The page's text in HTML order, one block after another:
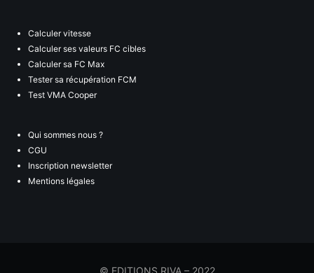
Calculer vitesse
Calculer ses valeurs FC cibles
Calculer sa FC Max
Tester sa récupération FCM
Test VMA Cooper
Qui sommes nous ?
CGU
Inscription newsletter
Mentions légales